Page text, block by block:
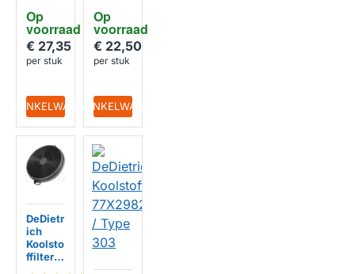
Op
voorraad
€ 27,35
per stuk
IN WINKELWAGEN
Op
voorraad
€ 22,50
per stuk
IN WINKELWAGEN
DeDietr
ich
Koolsto
ffilter